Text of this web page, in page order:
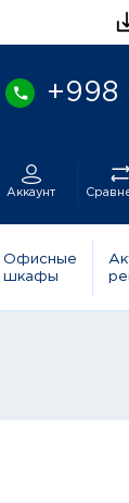
+998
Аккаунт
Офисные
шкафы